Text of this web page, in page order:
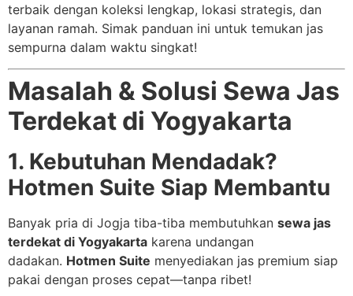
terbaik dengan koleksi lengkap, lokasi strategis, dan
layanan ramah. Simak panduan ini untuk temukan jas
sempurna dalam waktu singkat!
Masalah & Solusi Sewa Jas
Terdekat di Yogyakarta
1. Kebutuhan Mendadak?
Hotmen Suite Siap Membantu
Banyak pria di Jogja tiba-tiba membutuhkan sewa jas
terdekat di Yogyakarta karena undangan
dadakan. Hotmen Suite menyediakan jas premium siap
pakai dengan proses cepat—tanpa ribet!